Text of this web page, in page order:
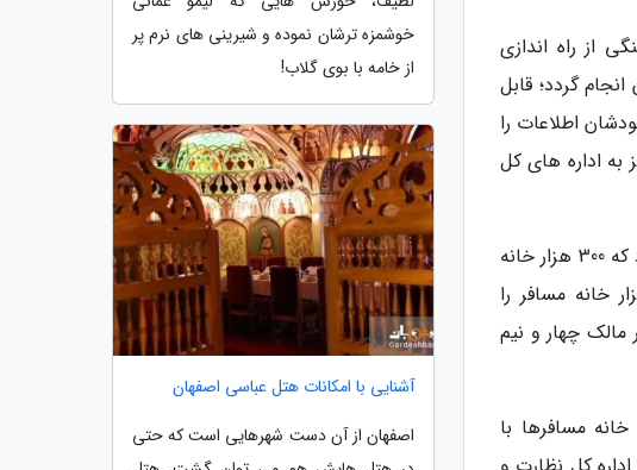
از راه اندازی
گردد؛ قابل
اطلاعات را
انتخاب مجری نیز به اداره های کل
نیکزادفر گفت: تا کنون 18 هزار و 750 خانه مسافر در کشور ساماندهی شده است البته یک روایت وجود دارد که 300 هزار خانه
هست که تعداد زیادی از آنها ساماندهی نشده اند ولی ما توانسته ایم بیش از 18 هزار خانه مسافر را
یعنی متوسط هر نفر مالک چهار و نیم
سامانه خانه مسافرها با
خوشمزه ترشان نموده و شیرینی های نرم پر
از خامه با بوی گلاب!
آشنایی با امکانات هتل عباسی اصفهان
اصفهان از آن دست شهرهایی است که حتی